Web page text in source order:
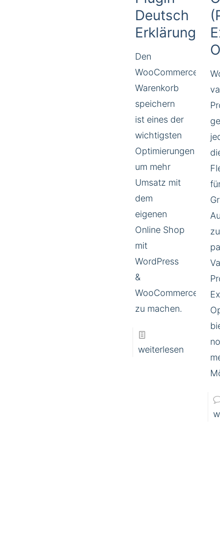
Deutsch
Erklärung
Den
WooCommerce
Warenkorb
speichern
ist eines der
wichtigsten
Optimierungen
um mehr
Umsatz mit
dem
eigenen
Online Shop
mit
WordPress
&
WooCommerce
zu machen.
weiterlesen
zu